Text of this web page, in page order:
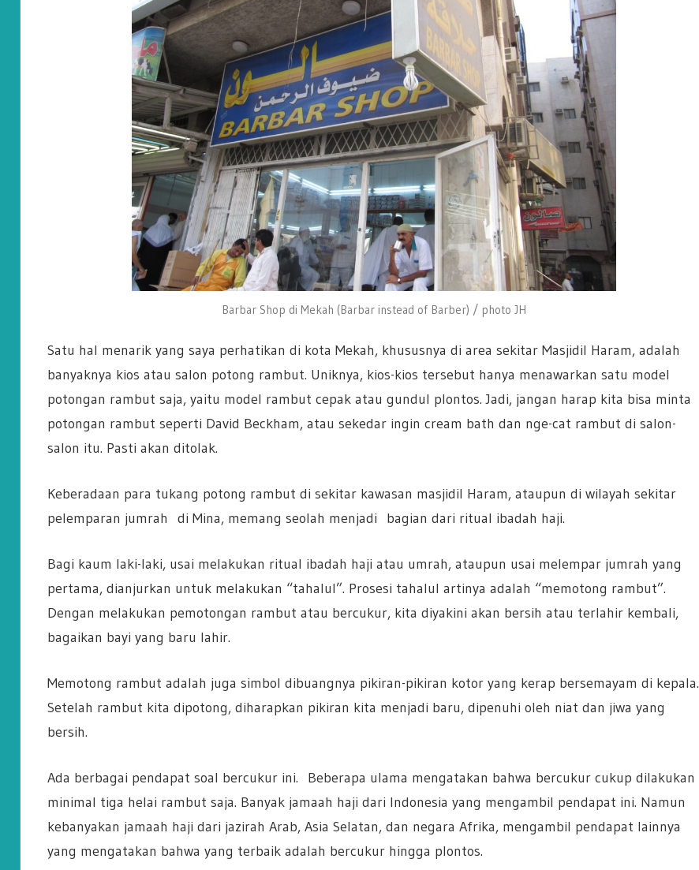
Barbar Shop di Mekah (Barbar instead of Barber) / photo JH
Satu hal menarik yang saya perhatikan di kota Mekah, khususnya di area sekitar Masjidil Haram, adalah
banyaknya kios atau salon potong rambut. Uniknya, kios-kios tersebut hanya menawarkan satu model
potongan rambut saja, yaitu model rambut cepak atau gundul plontos. Jadi, jangan harap kita bisa minta
potongan rambut seperti David Beckham, atau sekedar ingin cream bath dan nge-cat rambut di salon-
salon itu. Pasti akan ditolak.
Keberadaan para tukang potong rambut di sekitar kawasan masjidil Haram, ataupun di wilayah sekitar
pelemparan jumrah di Mina, memang seolah menjadi bagian dari ritual ibadah haji.
Bagi kaum laki-laki, usai melakukan ritual ibadah haji atau umrah, ataupun usai melempar jumrah yang
pertama, dianjurkan untuk melakukan “tahalul”. Prosesi tahalul artinya adalah “memotong rambut”.
Dengan melakukan pemotongan rambut atau bercukur, kita diyakini akan bersih atau terlahir kembali,
bagaikan bayi yang baru lahir.
Memotong rambut adalah juga simbol dibuangnya pikiran-pikiran kotor yang kerap bersemayam di kepala.
Setelah rambut kita dipotong, diharapkan pikiran kita menjadi baru, dipenuhi oleh niat dan jiwa yang
bersih.
Ada berbagai pendapat soal bercukur ini. Beberapa ulama mengatakan bahwa bercukur cukup dilakukan
minimal tiga helai rambut saja. Banyak jamaah haji dari Indonesia yang mengambil pendapat ini. Namun
kebanyakan jamaah haji dari jazirah Arab, Asia Selatan, dan negara Afrika, mengambil pendapat lainnya
yang mengatakan bahwa yang terbaik adalah bercukur hingga plontos.